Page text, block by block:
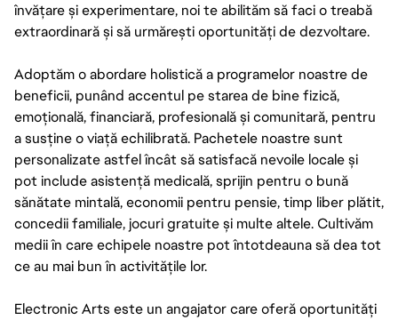
învățare și experimentare, noi te abilităm să faci o treabă
extraordinară și să urmărești oportunități de dezvoltare.
Adoptăm o abordare holistică a programelor noastre de
beneficii, punând accentul pe starea de bine fizică,
emoțională, financiară, profesională și comunitară, pentru
a susține o viață echilibrată. Pachetele noastre sunt
personalizate astfel încât să satisfacă nevoile locale și
pot include asistență medicală, sprijin pentru o bună
sănătate mintală, economii pentru pensie, timp liber plătit,
concedii familiale, jocuri gratuite și multe altele. Cultivăm
medii în care echipele noastre pot întotdeauna să dea tot
ce au mai bun în activitățile lor.
Electronic Arts este un angajator care oferă oportunități